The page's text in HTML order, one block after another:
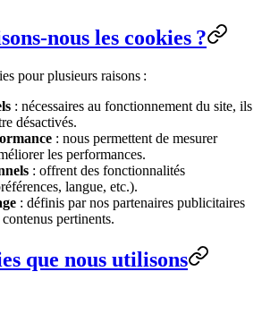
nous les cookies ?
pour plusieurs raisons :
: nécessaires au fonctionnement du site, ils
désactivés.
: nous permettent de mesurer
les performances.
: offrent des fonctionnalités
langue, etc.).
: définis par nos partenaires publicitaires
pertinents.
que nous utilisons